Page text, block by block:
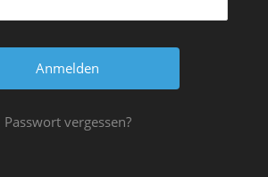
Passwort vergessen?